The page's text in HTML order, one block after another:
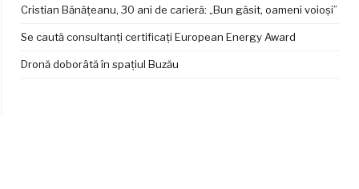
Cristian Bănățeanu, 30 ani de carieră: „Bun găsit, oameni voioși”
Se caută consultanți certificați European Energy Award
Dronă doborâtă în spațiul Buzău